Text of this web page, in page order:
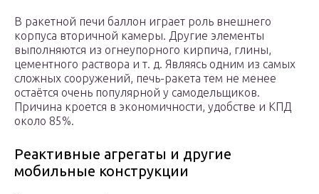
В ракетной печи баллон играет роль внешнего
корпуса вторичной камеры. Другие элементы
выполняются из огнеупорного кирпича, глины,
цементного раствора и т. д. Являясь одним из самых
сложных сооружений, печь-ракета тем не менее
остаётся очень популярной у самодельщиков.
Причина кроется в экономичности, удобстве и КПД
около 85%.
Реактивные агрегаты и другие
мобильные конструкции